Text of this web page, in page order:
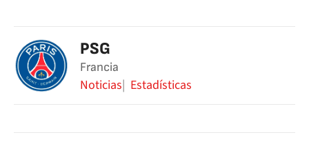
PSG
Francia
Noticias Estadísticas